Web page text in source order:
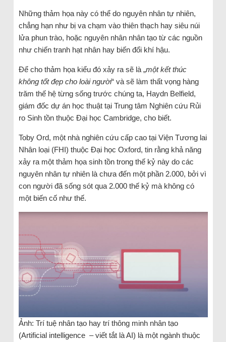
Những thảm họa này có thể do nguyên nhân tự nhiên,
chẳng hạn như bị va chạm vào thiên thạch hay siêu núi
lửa phun trào, hoặc nguyên nhân nhân tạo từ các nguồn
như chiến tranh hạt nhân hay biến đổi khí hậu.
Để cho thảm họa kiểu đó xảy ra sẽ là „một kết thúc
không tốt đẹp cho loài người“ và sẽ làm thất vọng hàng
trăm thế hệ từng sống trước chúng ta, Haydn Belfield,
giám đốc dự án học thuật tại Trung tâm Nghiên cứu Rủi
ro Sinh tồn thuộc Đại học Cambridge, cho biết.
Toby Ord, một nhà nghiên cứu cấp cao tại Viện Tương lai
Nhân loại (FHI) thuộc Đại học Oxford, tin rằng khả năng
xảy ra một thảm họa sinh tồn trong thế kỷ này do các
nguyên nhân tự nhiên là chưa đến một phần 2.000, bởi vì
con người đã sống sót qua 2.000 thế kỷ mà không có
một biến cố như thế.
Ảnh: Trí tuệ nhân tạo hay trí thông minh nhân tạo
(Artificial intelligence – viết tắt là AI) là một ngành thuộc